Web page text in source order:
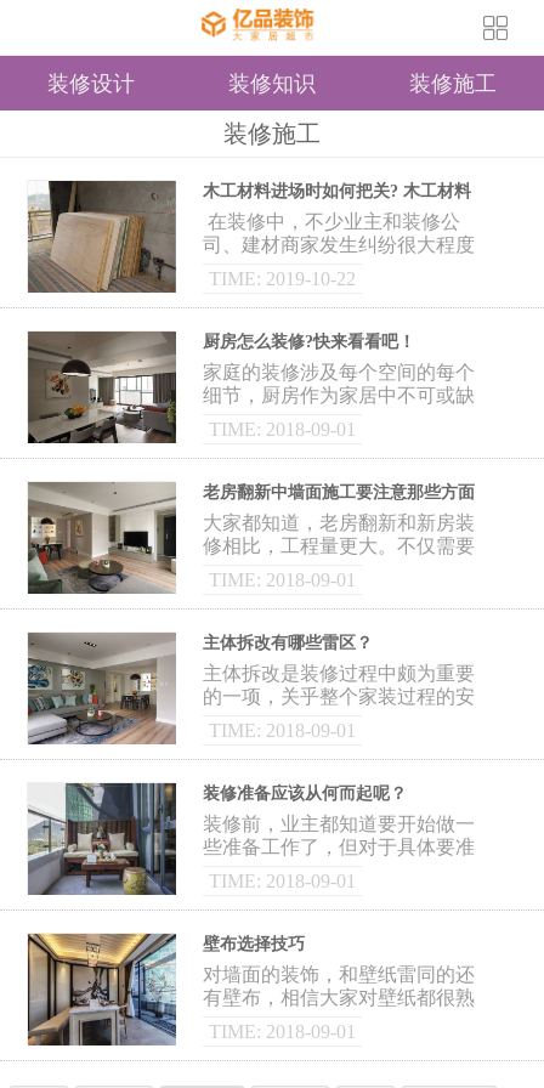
装修设计 装修知识 装修施工
装修施工
木工材料进场时如何把关? 木工材料
验收有什么方法?
在装修中，不少业主和装修公
司、建材商家发生纠纷很大程度
上的原因都是由于材料的质量问
题。为减少在家装中出现纠纷，
同时保证用的材料达到
TIME: 2019-10-22
厨房怎么装修?快来看看吧！
家庭的装修涉及每个空间的每个
细节，厨房作为家居中不可或缺
的一个空间，考虑到它的实用和
耐用性，也要花费一番功夫。要
怎样装修才能使厨房更
TIME: 2018-09-01
老房翻新中墙面施工要注意那些方面
呢
大家都知道，老房翻新和新房装
修相比，工程量更大。不仅需要
去除原有的装修，还需要进行新
的填补。这对于老房处理的要求
是很高的。但是房屋居
TIME: 2018-09-01
主体拆改有哪些雷区？
主体拆改是装修过程中颇为重要
的一项，关乎整个家装过程的安
全性，但是很多人在主体拆改的
时候，随意拆改，导致日后家居
生活后患无穷，今天
TIME: 2018-09-01
装修准备应该从何而起呢？
装修前，业主都知道要开始做一
些准备工作了，但对于具体要准
备的工作还是很模糊的，今天小
编就带大家了解一下装修准备应
该从何而起：
TIME: 2018-09-01
壁布选择技巧
对墙面的装饰，和壁纸雷同的还
有壁布，相信大家对壁纸都很熟
悉，但对壁布却很模糊。今天小
编就跟大家谈谈什么是壁布以及
壁布的选择技巧。
TIME: 2018-09-01